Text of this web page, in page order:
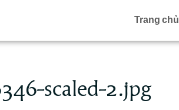
Trang chủ
scaled-2.jpg